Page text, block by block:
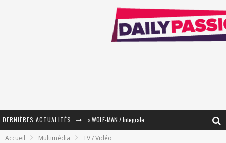
DERNIÈRES ACTUALITÉS
Accueil Multimédia TV / Vidéo